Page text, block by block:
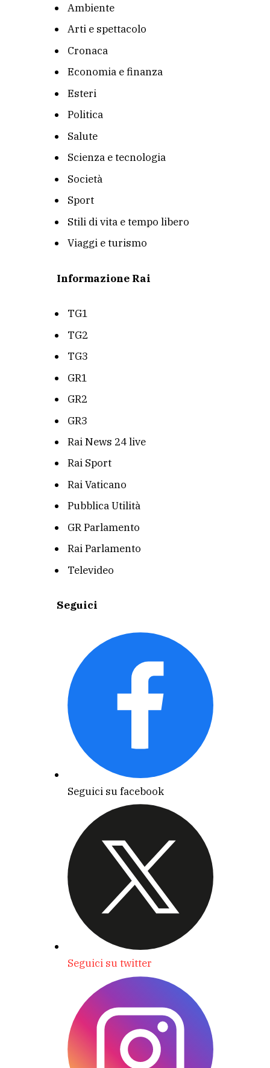
Ambiente
Arti e spettacolo
Cronaca
Economia e finanza
Esteri
Politica
Salute
Scienza e tecnologia
Società
Sport
Stili di vita e tempo libero
Viaggi e turismo
Informazione Rai
TG1
TG2
TG3
GR1
GR2
GR3
Rai News 24 live
Rai Sport
Rai Vaticano
Pubblica Utilità
GR Parlamento
Rai Parlamento
Televideo
Seguici
Seguici su facebook
Seguici su twitter